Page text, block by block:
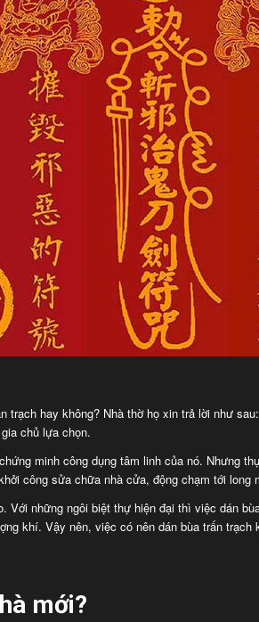
trạch hay không? Nhà thờ họ xin trả lời như
chủ lựa chọn.
minh công dụng tâm linh của nó. Nhưng
công sửa chữa nhà cửa, động chạm tới long
Với những ngôi biệt thự hiện đại thì việc dán
khí. Vậy nên, việc có nên dán bùa trấn
mới?